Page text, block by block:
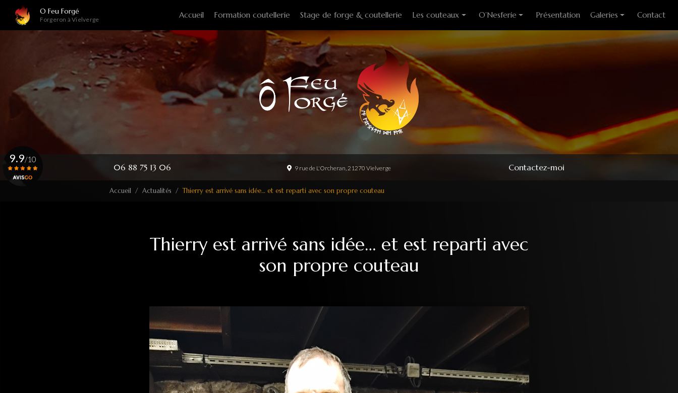
contenu
O Feu Forgé
Forgeron à Vielverge Accueil Formation coutellerie Stage de forge & coutellerie Les couteaux
Couteaux fixes
Couteaux pliants
Couteaux de cuisine
Couteaux de table
Couteaux à huitre
Tire-bouchons
Option
O’Nesferie
Encens Artisanal
Présentation Galeries
Photo des stages
Contact
06 88 75 13 06 9 rue de L'Orcheran, 21270 Vielverge Contactez-moi
9.9/10
Accueil Actualités Thierry est arrivé sans idée… et est reparti avec son propre couteau
Thierry est arrivé sans idée… et est reparti avec
son propre couteau